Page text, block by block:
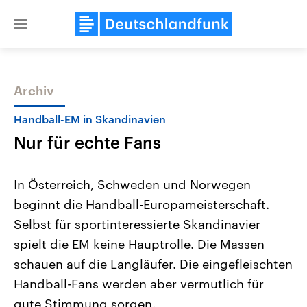
Close
Themen
Landtagswahl Sachsen-Anhalt
2026
Alle Informationen
Sachsen-Anhalt wählt am 6.
September 2026 einen neuen
Bundesland von einer Koalition aus
USA
Aktuelle Beiträge,
Hintergründe
Wirtschaftlich und
gehören die Vereinigten
Archiv
Handball-EM in Skandinavien
Nur für echte Fans
In Österreich, Schweden und Norwegen
beginnt die Handball-Europameisterschaft.
Selbst für sportinteressierte Skandinavier
spielt die EM keine Hauptrolle. Die Massen
schauen auf die Langläufer. Die eingefleischten
Handball-Fans werden aber vermutlich für
gute Stimmung sorgen.